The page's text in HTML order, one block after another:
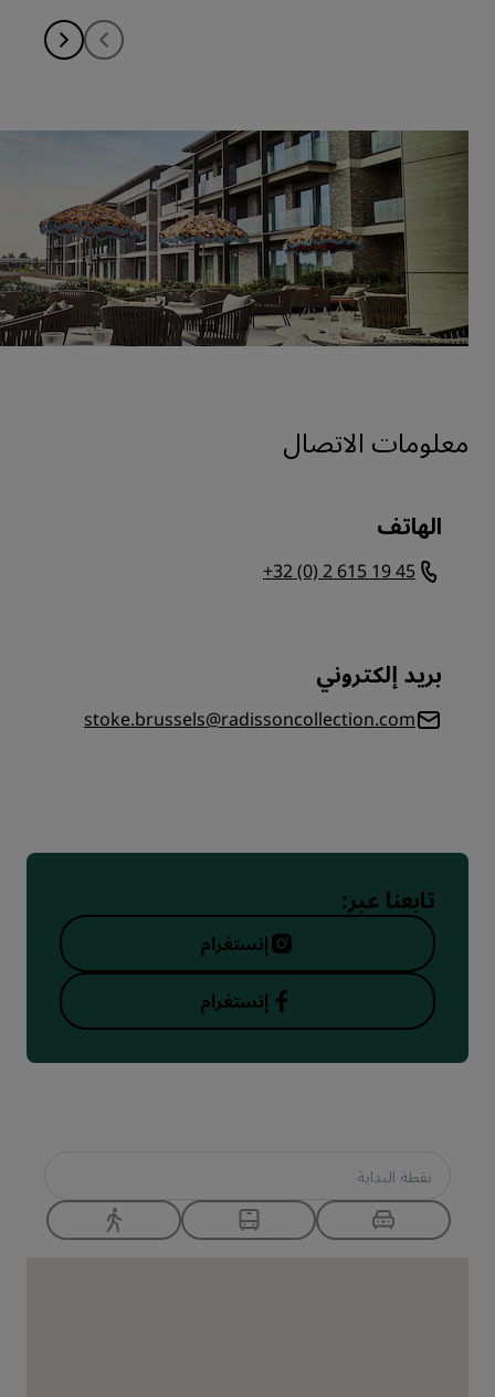
معلومات الاتصال
الهاتف
+32 (0) 2 615 19 45
بريد إلكتروني
stoke.brussels@radissoncollection.com
تابعنا عبر:
إنستغرام
إنستغرام